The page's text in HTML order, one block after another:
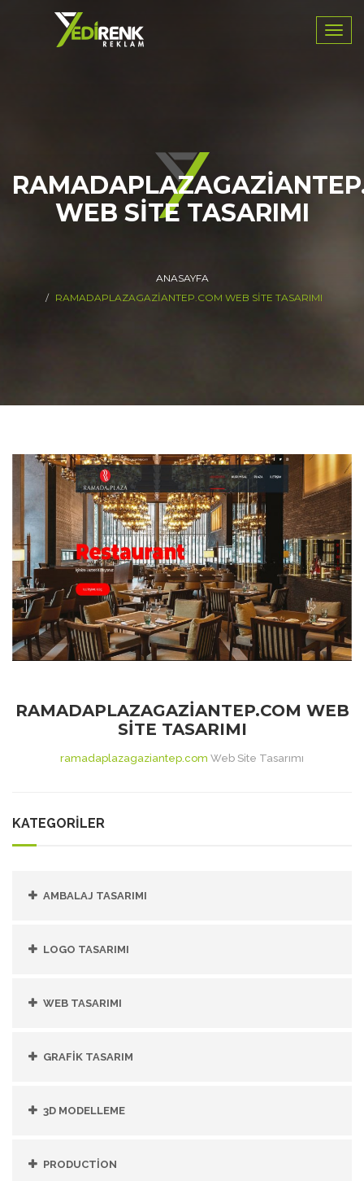
WEB SITE TASARIMI
ANASAYFA
RAMADAPLAZAGAZIANTEP.COM WEB SITE TASARIMI
RAMADAPLAZAGAZIANTEP.COM WEB
SITE TASARIMI
ramadaplazagaziantep.com Web Site Tasarımı
KATEGORİLER
AMBALAJ TASARIMI
LOGO TASARIMI
WEB TASARIMI
GRAFIK TASARIM
3D MODELLEME
PRODUCTİON